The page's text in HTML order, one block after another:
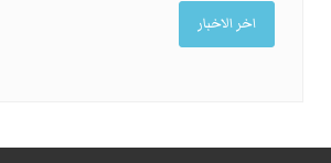
اخر الاخبار